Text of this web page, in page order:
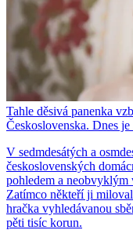
Tahle děsivá panenka
Československa. Dnes
V sedmdesátých a
československých
pohledem a neobvyklým
Zatímco někteří ji
hračka vyhledávanou
pěti tisíc korun.